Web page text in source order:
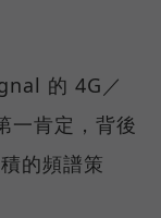
的 4G／
一肯定，背後
的頻譜策